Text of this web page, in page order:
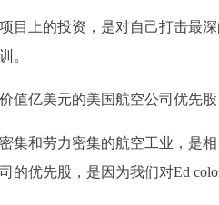
目上的投资，是对自己打击最
。
值亿美元的美国航空公司优先
集和劳力密集的航空工业，是
的优先股，是因为我们对Ed